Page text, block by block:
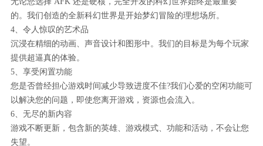
的。我们创造的全新科幻世界是开始梦幻冒险的理想场所。
4、令人惊叹的艺术品
沉浸在精细的动画、声音设计和图形中。我们的目标是为每个玩家
提供超逼真的体验。
5、享受闲置功能
您是否曾经担心游戏时间减少导致进度不佳?我们心爱的空闲功能可
以解决您的问题，即使您离开游戏，资源也会流入。
6、无尽的新内容
游戏不断更新，包含新的英雄、游戏模式、功能和活动，不会让您
失望。